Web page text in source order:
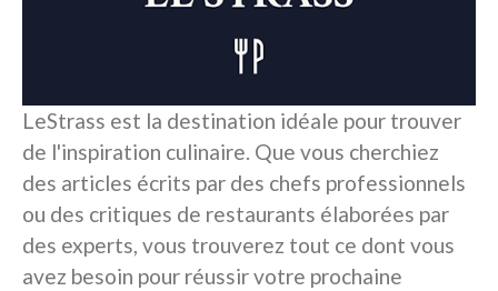
LeStrass est la destination idéale pour trouver
de l'inspiration culinaire. Que vous cherchiez
des articles écrits par des chefs professionnels
ou des critiques de restaurants élaborées par
des experts, vous trouverez tout ce dont vous
avez besoin pour réussir votre prochaine